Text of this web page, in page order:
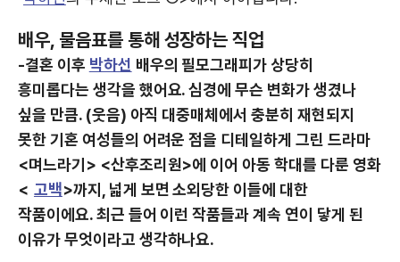
배우, 물음표를 통해 성장하는 직업
-결혼 이후 박하선 배우의 필모그래피가 상당히
흥미롭다는 생각을 했어요. 심경에 무슨 변화가 생겼나
싶을 만큼. (웃음) 아직 대중매체에서 충분히 재현되지
못한 기혼 여성들의 어려운 점을 디테일하게 그린 드라마
<며느라기> <산후조리원>에 이어 아동 학대를 다룬 영화
< 고백>까지, 넓게 보면 소외당한 이들에 대한
작품이에요. 최근 들어 이런 작품들과 계속 연이 닿게 된
이유가 무엇이라고 생각하나요.